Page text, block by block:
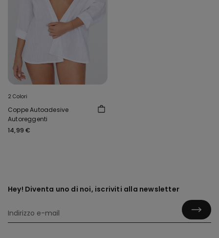
2 Colori
Coppe Autoadesive
Autoreggenti
14,99 €
Hey! Diventa uno di noi, iscriviti alla newsletter